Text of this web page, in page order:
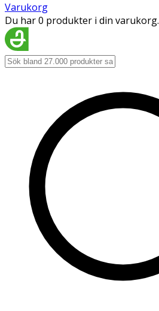
Varukorg
Du har 0 produkter i din varukorg.